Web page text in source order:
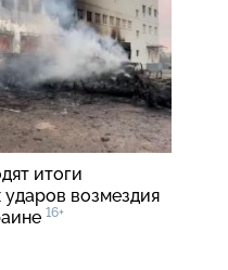
итоги
возмездия
16+